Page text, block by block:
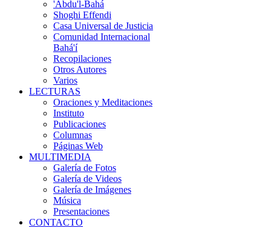
'Abdu'l-Bahá
Shoghi Effendi
Casa Universal de Justicia
Comunidad Internacional
Bahá'í
Recopilaciones
Otros Autores
Varios
LECTURAS
Oraciones y Meditaciones
Instituto
Publicaciones
Columnas
Páginas Web
MULTIMEDIA
Galería de Fotos
Galería de Videos
Galería de Imágenes
Música
Presentaciones
CONTACTO